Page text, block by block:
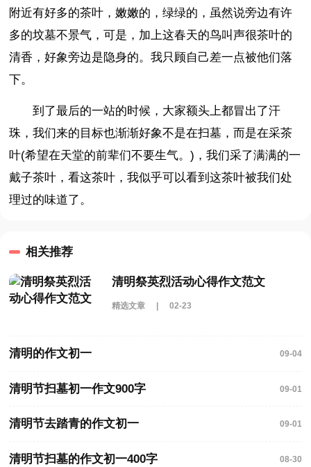
附近有好多的茶叶，嫩嫩的，绿绿的，虽然说旁边有许
多的坟墓不景气，可是，加上这春天的鸟叫声很茶叶的
清香，好象旁边是隐身的。我只顾自己差一点被他们落
下。
到了最后的一站的时候，大家额头上都冒出了汗
珠，我们来的目标也渐渐好象不是在扫墓，而是在采茶
叶(希望在天堂的前辈们不要生气。)，我们采了满满的一
戴子茶叶，看这茶叶，我似乎可以看到这茶叶被我们处
理过的味道了。
相关推荐
清明祭英烈活动心得作文范文
精选文章 | 02-23
清明的作文初一 09-04
清明节扫墓初一作文900字 09-01
清明节去踏青的作文初一 09-01
清明节扫墓的作文初一400字 08-30